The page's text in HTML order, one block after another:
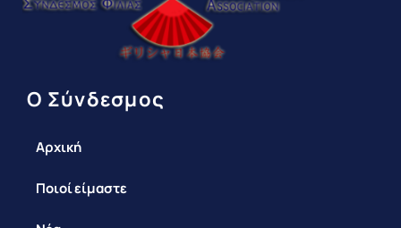
Ο Σύνδεσμος
Αρχική
Ποιοί είμαστε